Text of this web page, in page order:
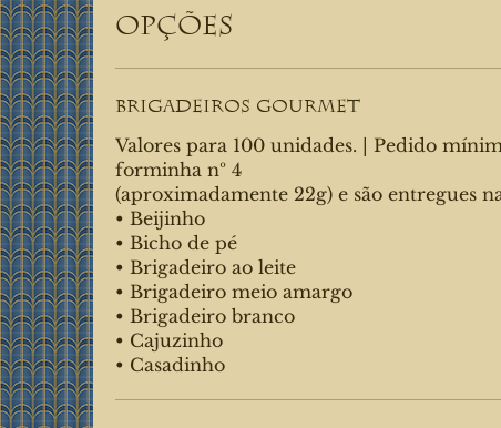
Opções
Brigadeiros Gourmet
Valores para 100 unidades. | Pedido
forminha nº 4
(aproximadamente 22g) e são entregues na forminha 4 pétalas.
• Beijinho
• Bicho de pé
• Brigadeiro ao leite
• Brigadeiro meio amargo
• Brigadeiro branco
• Cajuzinho
• Casadinho